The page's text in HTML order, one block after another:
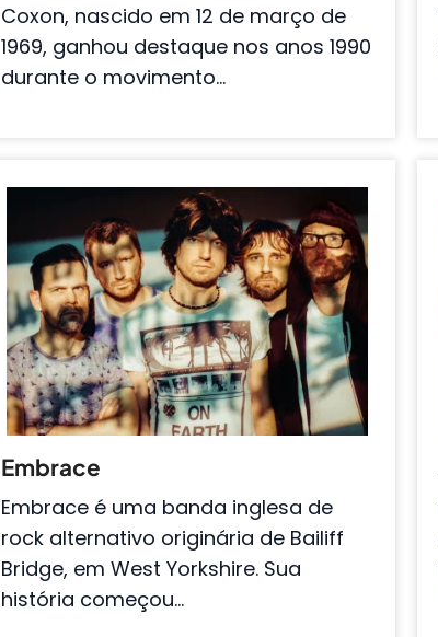
Coxon, nascido em 12 de março de
1969, ganhou destaque nos anos 1990
durante o movimento…
Embrace
Embrace é uma banda inglesa de
rock alternativo originária de Bailiff
Bridge, em West Yorkshire. Sua
história começou…